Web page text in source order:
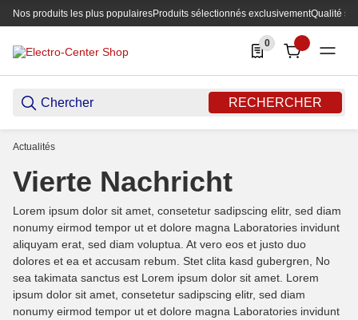
Nos produits les plus populairesProduits sélectionnés exclusivementQualité
RECHERCHER
0
0 Produkte in der
Actualités
Vierte Nachricht
Lorem ipsum dolor sit amet, consetetur sadipscing elitr, sed diam
nonumy eirmod tempor ut et dolore magna Laboratories invidunt
aliquyam erat, sed diam voluptua. At vero eos et justo duo
dolores et ea et accusam rebum. Stet clita kasd gubergren, No
sea takimata sanctus est Lorem ipsum dolor sit amet. Lorem
ipsum dolor sit amet, consetetur sadipscing elitr, sed diam
nonumy eirmod tempor ut et dolore magna Laboratories invidunt